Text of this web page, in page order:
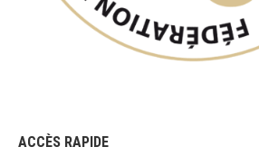
ACCÈS RAPIDE